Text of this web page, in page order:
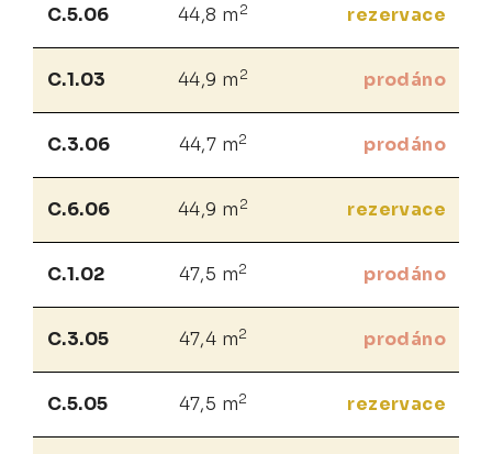
C.5.06 44,8 m 2 rezervace
C.1.03 44,9 m 2 prodáno
C.3.06 44,7 m2 prodáno
C.6.06 44,9 m 2 rezervace
C.1.02 47,5 m2 prodáno
C.3.05 47,4 m2 prodáno
C.5.05 47,5 m2 rezervace